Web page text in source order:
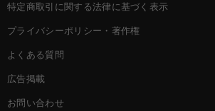
特定商取引に関する法律に基づく表示
プライバシーポリシー・著作権
よくある質問
広告掲載
お問い合わせ